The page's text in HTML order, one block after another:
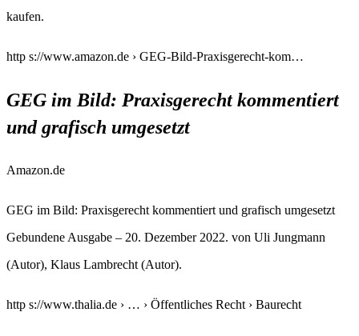
kaufen.
http s://www.amazon.de › GEG-Bild-Praxisgerecht-kom…
GEG im Bild: Praxisgerecht kommentiert
und grafisch umgesetzt
Amazon.de
GEG im Bild: Praxisgerecht kommentiert und grafisch umgesetzt
Gebundene Ausgabe – 20. Dezember 2022. von Uli Jungmann
(Autor), Klaus Lambrecht (Autor).
http s://www.thalia.de › … › Öffentliches Recht › Baurecht